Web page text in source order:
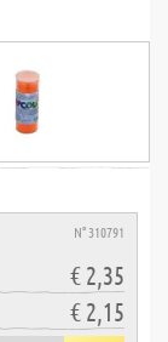
N° 310791
€ 2,35
€ 2,15